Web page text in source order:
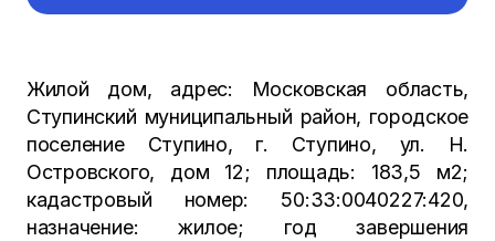
Жилой дом, адрес: Московская область,
Ступинский муниципальный район, городское
поселение Ступино, г. Ступино, ул. Н.
Островского, дом 12; площадь: 183,5 м2;
кадастровый номер: 50:33:0040227:420,
назначение: жилое; год завершения